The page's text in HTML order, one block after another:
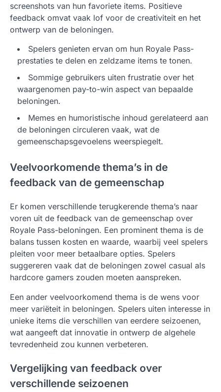
screenshots van hun favoriete items. Positieve
feedback omvat vaak lof voor de creativiteit en het
ontwerp van de beloningen.
Spelers genieten ervan om hun Royale Pass-
prestaties te delen en zeldzame items te tonen.
Sommige gebruikers uiten frustratie over het
waargenomen pay-to-win aspect van bepaalde
beloningen.
Memes en humoristische inhoud gerelateerd aan
de beloningen circuleren vaak, wat de
gemeenschapsgevoelens weerspiegelt.
Veelvoorkomende thema’s in de
feedback van de gemeenschap
Er komen verschillende terugkerende thema’s naar
voren uit de feedback van de gemeenschap over
Royale Pass-beloningen. Een prominent thema is de
balans tussen kosten en waarde, waarbij veel spelers
pleiten voor meer betaalbare opties. Spelers
suggereren vaak dat de beloningen zowel casual als
hardcore gamers zouden moeten aanspreken.
Een ander veelvoorkomend thema is de wens voor
meer variëteit in beloningen. Spelers uiten interesse in
unieke items die verschillen van eerdere seizoenen,
wat aangeeft dat innovatie in ontwerp de algehele
tevredenheid zou kunnen verbeteren.
Vergelijking van feedback over
verschillende seizoenen